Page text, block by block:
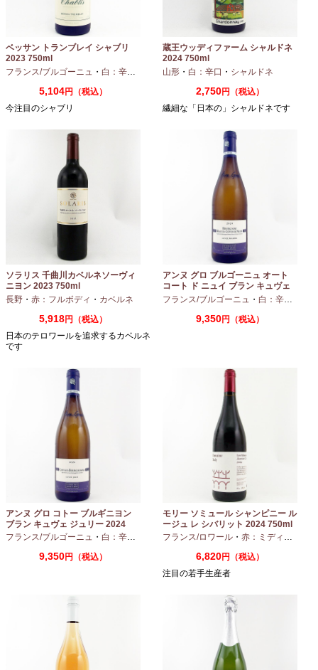
ベッサン トランブレイ シャブリ
2023 750ml
フランス/ブルゴーニュ ・ 白：辛口 シャルドネ
5,104円（税込）
今注目のシャブリ
蔵王ウッディファーム シャルドネ
2024 750ml
山形 ・ 白：辛口 ・ シャルドネ
2,750円（税込）
繊細な「日本の」シャルドネです
ソラリス 千曲川カベルネソーヴィ
ニヨン 2023 750ml
長野 ・ 赤：フルボディ ・ カベルネ
5,918円（税込）
日本のテロワールを追求するカベルネ
です
アンヌ グロ ブルゴーニュ オート
コート ド ニュイ ブラン キュヴェ
マリーヌ 2024 750ml
フランス/ブルゴーニュ ・ 白：辛口
9,350円（税込）
アンヌ グロ コトー ブルギニヨン
ブラン キュヴェ ジュリー 2024
フランス/ブルゴーニュ ・ 白：辛口 シャルドネ
9,350円（税込）
モリー ソミュール シャンピニー ル
ージュ レ シバリット 2024 750ml
フランス/ロワール ・ 赤：ミディアムボディ
6,820円（税込）
注目の若手生産者